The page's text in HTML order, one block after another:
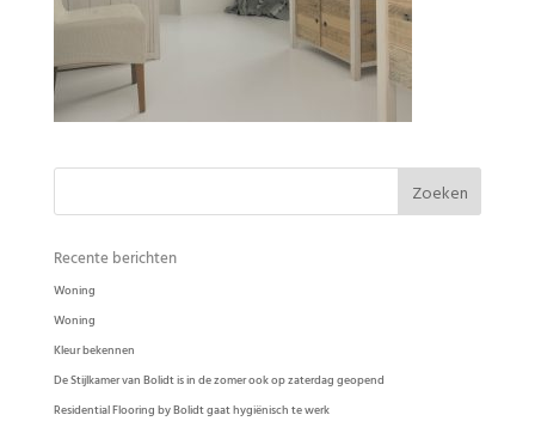
Recente berichten
Woning
Woning
Kleur bekennen
De Stijlkamer van Bolidt is in de zomer ook op zaterdag geopend
Residential Flooring by Bolidt gaat hygiënisch te werk